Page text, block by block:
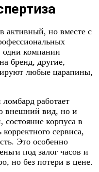
активный, но вместе с
одни компании
бренд, другие,
любые царапины,
работает
внешний вид, но и
корпуса в
сервиса,
Это особенно
под залог часов и
но без потери в цене.